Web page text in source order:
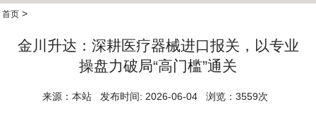
首页 >
金川升达：深耕医疗器械进口报关，以专业
操盘力破局“高门槛”通关
来源：本站 发布时间: 2026-06-04 浏览：3559次